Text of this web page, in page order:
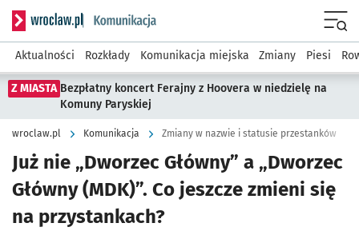
Serwis informacyjny wroclaw.pl podserwis: Komunikacja
Aktualności Rozkłady Komunikacja miejska Zmiany Piesi
Z MIASTA Bezpłatny koncert Ferajny z Hoovera w niedzielę na
Komuny Paryskiej
wroclaw.pl Komunikacja Zmiany w nazwie i statusie przestanków
Już nie „Dworzec Główny” a „Dworzec
Główny (MDK)”. Co jeszcze zmieni się
na przystankach?